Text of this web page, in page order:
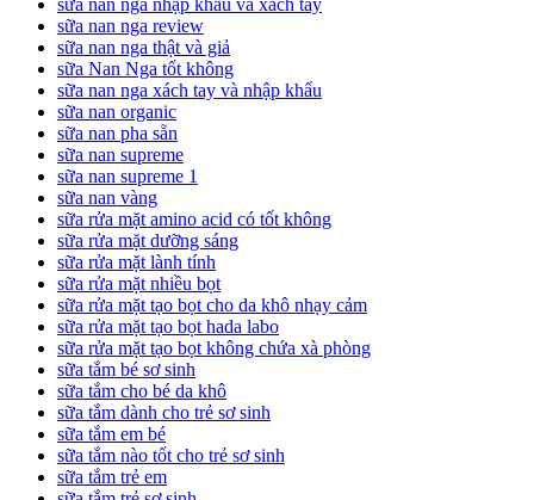
sữa nan nga review
sữa nan nga thật và giả
sữa Nan Nga tốt không
sữa nan nga xách tay và nhập khẩu
sữa nan organic
sữa nan pha sẵn
sữa nan supreme
sữa nan supreme 1
sữa nan vàng
sữa rửa mặt amino acid có tốt không
sữa rửa mặt dưỡng sáng
sữa rửa mặt lành tính
sữa rửa mặt nhiều bọt
sữa rửa mặt tạo bọt cho da khô nhạy cảm
sữa rửa mặt tạo bọt hada labo
sữa rửa mặt tạo bọt không chứa xà phòng
sữa tắm bé sơ sinh
sữa tắm cho bé da khô
sữa tắm dành cho trẻ sơ sinh
sữa tắm em bé
sữa tắm nào tốt cho trẻ sơ sinh
sữa tắm trẻ em